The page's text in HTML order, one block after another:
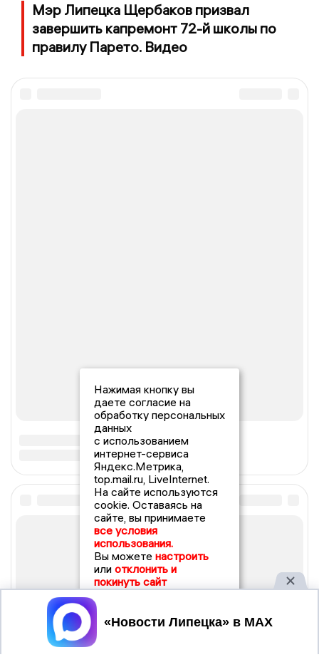
Мэр Липецка Щербаков призвал
завершить капремонт 72-й школы по
правилу Парето. Видео
Нажимая кнопку вы
даете согласие на
обработку персональных
данных
с использованием
интернет-сервиса
Яндекс.Метрика,
top.mail.ru, LiveInternet.
На сайте используются
cookie. Оставаясь на
сайте, вы принимаете
все условия
использования.
Вы можете настроить
или отклонить и
покинуть сайт
Принять